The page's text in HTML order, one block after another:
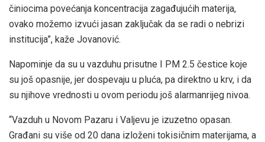
činiocima povećanja koncentracija zagađujućih materija,
ovako možemo izvući jasan zaključak da se radi o nebrizi
institucija”, kaže Jovanović.
Napominje da su u vazduhu prisutne I PM 2.5 čestice koje
su još opasnije, jer dospevaju u pluća, pa direktno u krv, i da
su njihove vrednosti u ovom periodu još alarmanrijeg nivoa.
“Vazduh u Novom Pazaru i Valjevu je izuzetno opasan.
Građani su više od 20 dana izloženi tokisičnim materijama, a